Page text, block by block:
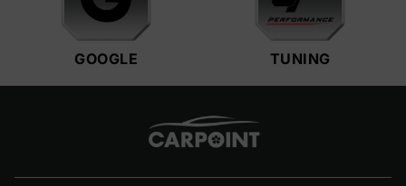
GOOGLE TUNING